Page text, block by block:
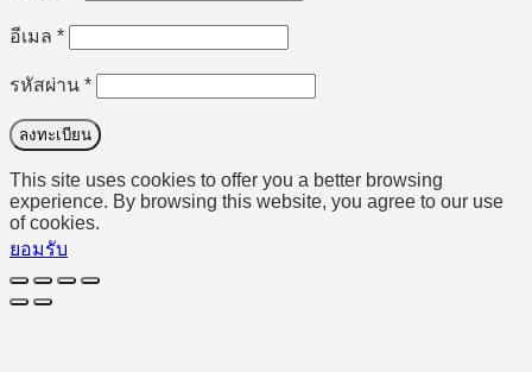
อีเมล *ต้องการ
รหัสผ่าน *ต้องการ
ลงทะเบียน
This site uses cookies to offer you a better browsing
experience. By browsing this website, you agree to our use
of cookies.
ยอมรับ